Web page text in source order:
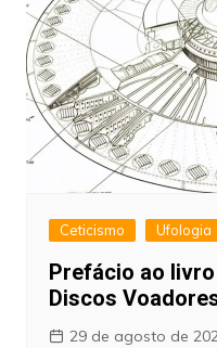
Ceticismo Ufologia
Prefácio ao
Discos
29 de agosto de